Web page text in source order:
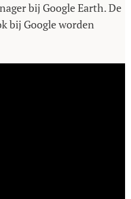
bij Google Earth. De
bij Google worden